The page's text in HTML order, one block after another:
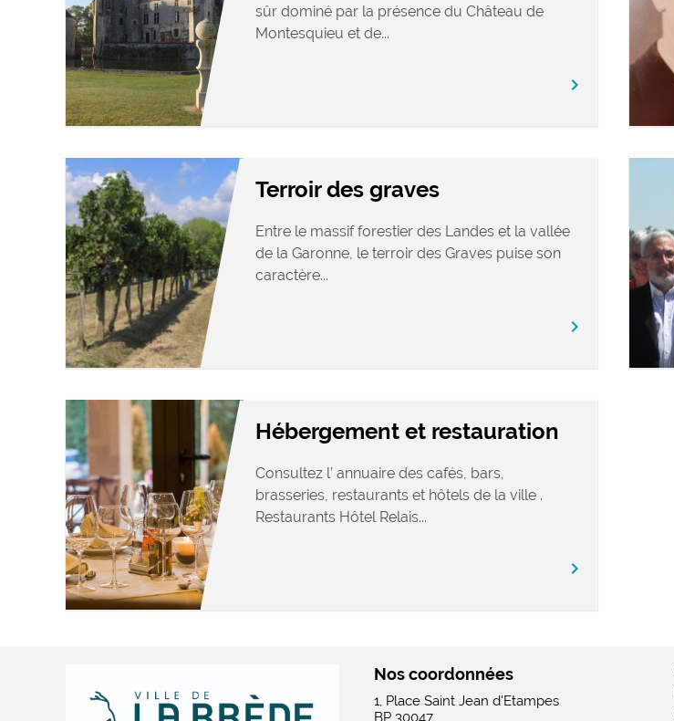
sûr dominé par la présence du Château de
Montesquieu et de...
chevron_right
Terroir des graves
Entre le massif forestier des Landes et la vallée
de la Garonne, le terroir des Graves puise son
caractère...
chevron_right
Hébergement et restauration
Consultez l’ annuaire des cafés, bars,
brasseries, restaurants et hôtels de la ville .
Restaurants Hôtel Relais...
chevron_right
Nos coordonnées
1, Place Saint Jean d'Etampes